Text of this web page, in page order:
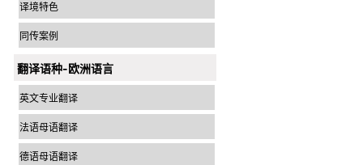
译境特色
同传案例
翻译语种-欧洲语言
英文专业翻译
法语母语翻译
德语母语翻译